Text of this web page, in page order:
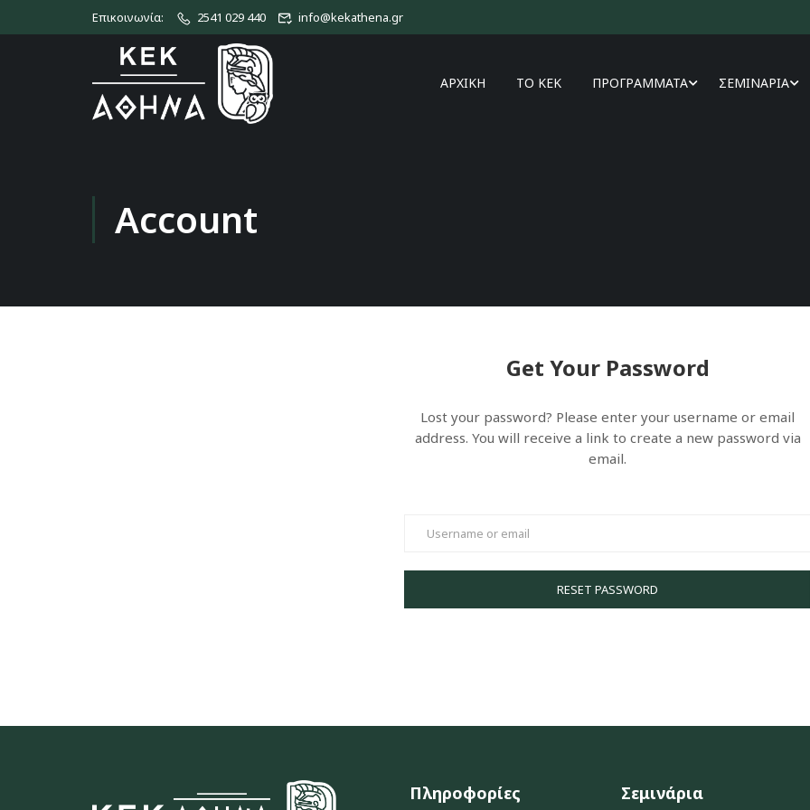
Επικοινωνία: 2541 029 440 info@kekathena.gr
ΑΡΧΙΚΗ ΤΟ ΚΕΚ ΠΡΟΓΡΑΜΜΑΤΑ ΣΕΜΙΝΑΡΙΑ
Account
Get Your Password
Lost your password? Please enter your username or email
address. You will receive a link to create a new password via
email.
Πληροφορίες Σεμινάρια